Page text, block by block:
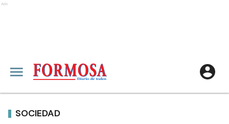
Ads
SOCIEDAD